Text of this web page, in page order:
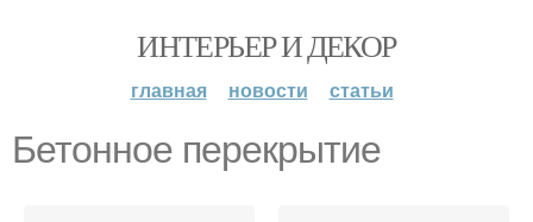
ИНТЕРЬЕР И ДЕКОР
главная новости статьи
Бетонное перекрытие